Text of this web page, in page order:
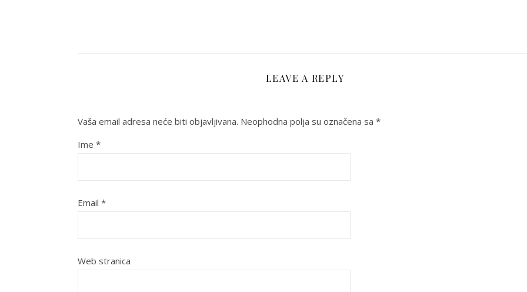
LEAVE A REPLY
Vaša email adresa neće biti objavljivana. Neophodna polja su označena sa *
Ime *
Email *
Web stranica